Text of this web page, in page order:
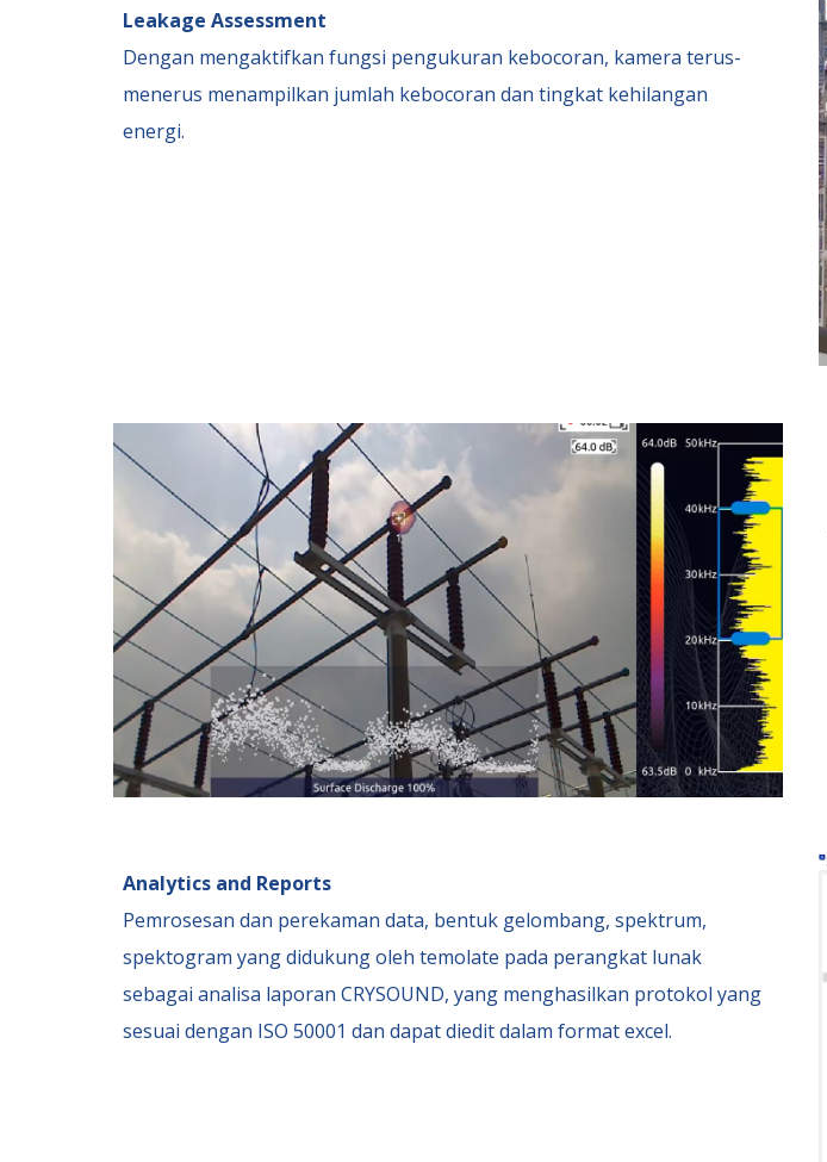
Leakage Assessment
Dengan mengaktifkan fungsi pengukuran kebocoran, kamera terus-
menerus menampilkan jumlah kebocoran dan tingkat kehilangan
energi.
Analytics and Reports
Pemrosesan dan perekaman data, bentuk gelombang, spektrum,
spektogram yang didukung oleh temolate pada perangkat lunak
sebagai analisa laporan CRYSOUND, yang menghasilkan protokol yang
sesuai dengan ISO 50001 dan dapat diedit dalam format excel.